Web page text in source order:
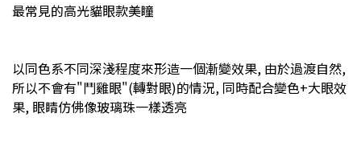
最常見的高光貓眼款美瞳
以同色系不同深淺程度來形造一個漸變效果, 由於過渡自然,
所以不會有"鬥雞眼"(轉對眼)的情況, 同時配合變色+大眼效
果, 眼睛仿佛像玻璃珠一樣透亮